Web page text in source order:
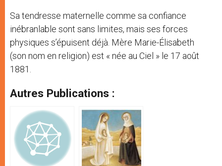
Sa tendresse maternelle comme sa confiance
inébranlable sont sans limites, mais ses forces
physiques s’épuisent déjà. Mère Marie-Élisabeth
(son nom en religion) est « née au Ciel » le 17 août
1881.
Autres Publications :